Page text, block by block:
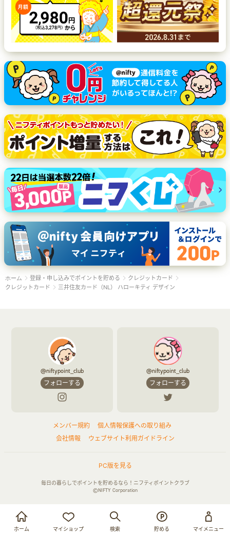
お買い物・サービス利用で貯める
ログイン
ホーム マイショップ 検索 貯める マイメニュー
ホーム 登録・申し込みでポイントを貯める
クレジットカード
クレジットカード
三井住友カード（NL） ハローキティ デザイン
@niftypoint_club
フォローする
@niftypoint_club
フォローする
メンバー規約
個人情報保護への取り組み
会社情報
ウェブサイト利用ガイドライン
PC版を見る
毎日の暮らしでポイントを貯めるなら！ニフティポイントクラブ
©NIFTY Corporation